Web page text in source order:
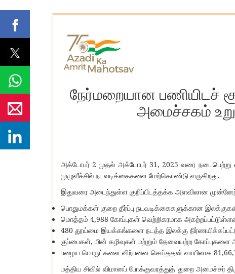
நேர்மறையான பணியிடச்
அமைச்சகம்
அக்டோபர் 2முதல் அக்டோபர்31, 2025வரை நடைபெற்று
முழுவீச்சில் நடவடிக்கைகளை மேற்கொண்டு வருகிறது.
இதுவரை அடைந்துள்ள குறிப்பிடத்தக்க அளவிலான
பொதுமக்கள் குறை தீர்ப்பு நடவடிக்கைகளுக்கான
மொத்தம் 4,988 கோப்புகள் வெற்றிகரமாக
480 தூய்மை இயக்கங்களை நடத்த இலக்கு
குப்பைகள், மின் கழிவுகள் மற்றும் தேவையற்ற கோப்புகளை
பழைய பொருட்களை விற்பனை செய்ததன் வாயிலாக
மத்திய சிவில் விமானப் போக்குவரத்துத் துறை அமைச்சர்